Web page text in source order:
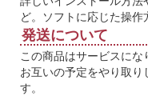
ど。ソフトに応じた操作
発送について
この商品はサービスに
お互いの予定をやり取
す。